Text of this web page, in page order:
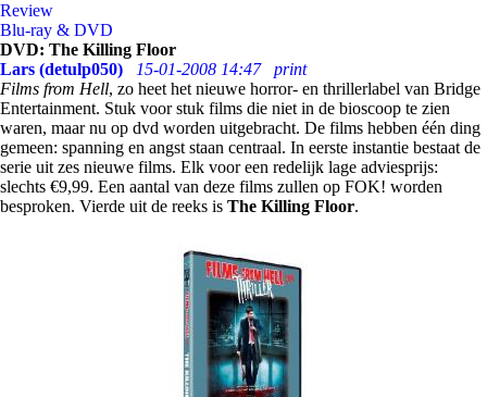
Review
Blu-ray & DVD
DVD: The Killing Floor
Lars (detulp050)
15-01-2008 14:47
print
Films from Hell, zo heet het nieuwe horror- en thrillerlabel van Bridge
Entertainment. Stuk voor stuk films die niet in de bioscoop te zien
waren, maar nu op dvd worden uitgebracht. De films hebben één ding
gemeen: spanning en angst staan centraal. In eerste instantie bestaat de
serie uit zes nieuwe films. Elk voor een redelijk lage adviesprijs:
slechts €9,99. Een aantal van deze films zullen op FOK! worden
besproken. Vierde uit de reeks is The Killing Floor.